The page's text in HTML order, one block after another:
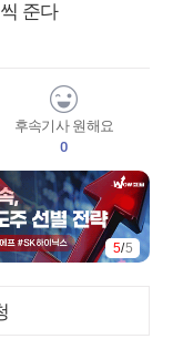
준다
후속기사 원해요
0
5/5